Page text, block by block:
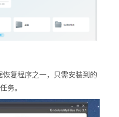
复程序之一，只需安装到的
务。